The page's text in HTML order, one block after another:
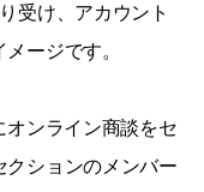
受け、アカウント
ージです。
オンライン商談をセ
クションのメンバー